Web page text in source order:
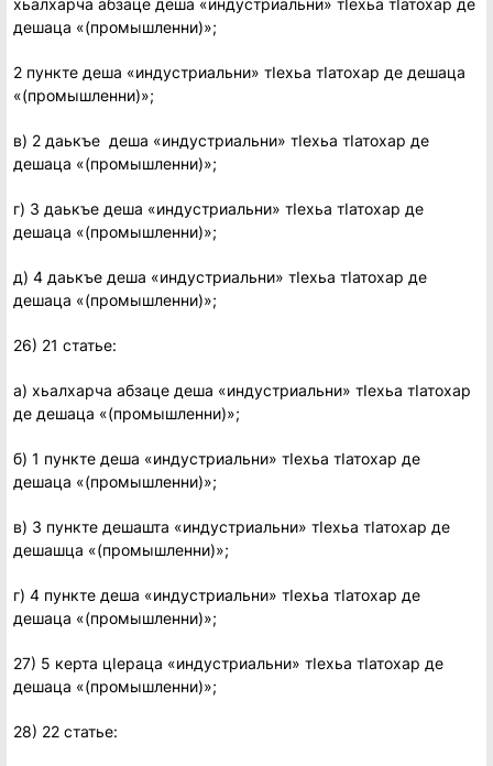
хьалхарча абзаце деша «индустриальни» тIехьа тIатохар де
дешаца «(промышленни)»;
2 пункте деша «индустриальни» тIехьа тIатохар де дешаца
«(промышленни)»;
в) 2 даькъе деша «индустриальни» тIехьа тIатохар де
дешаца «(промышленни)»;
г) 3 даькъе деша «индустриальни» тIехьа тIатохар де
дешаца «(промышленни)»;
д) 4 даькъе деша «индустриальни» тIехьа тIатохар де
дешаца «(промышленни)»;
26) 21 статье:
а) хьалхарча абзаце деша «индустриальни» тIехьа тIатохар
де дешаца «(промышленни)»;
б) 1 пункте деша «индустриальни» тIехьа тIатохар де
дешаца «(промышленни)»;
в) 3 пункте дешашта «индустриальни» тIехьа тIатохар де
дешашца «(промышленни)»;
г) 4 пункте деша «индустриальни» тIехьа тIатохар де
дешаца «(промышленни)»;
27) 5 керта цIераца «индустриальни» тIехьа тIатохар де
дешаца «(промышленни)»;
28) 22 статье: